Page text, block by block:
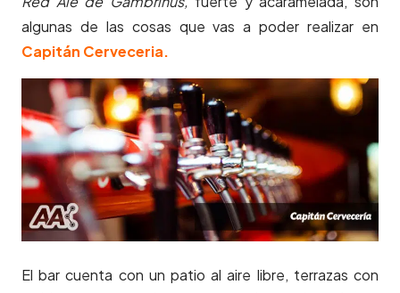
algunas de las cosas que vas a poder realizar en
Capitán Cerveceria.
El bar cuenta con un patio al aire libre, terrazas con